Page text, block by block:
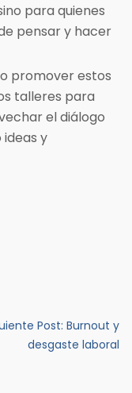
para quienes
pensar y hacer
promover estos
talleres para
el diálogo
y
Post: Burnout y
desgaste laboral